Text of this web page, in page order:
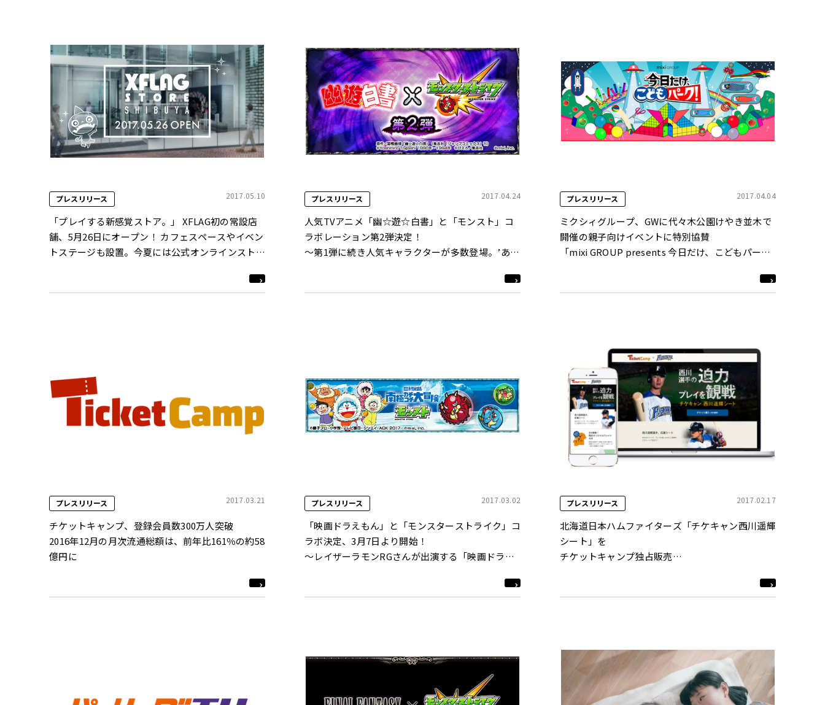
プレスリリース 2017.05.10
「プレイする新感覚ストア。」 XFLAG初の常設店
舗、5月26日にオープン！ カフェスペースやイベン
トステージも設置。今夏には公式オンラインストア
プレスリリース 2017.04.24
人気TVアニメ「幽☆遊☆白書」と「モンスト」コ
ラボレーション第2弾決定！
～第1弾に続き人気キャラクターが多数登場。’あ
プレスリリース 2017.04.04
ミクシィグループ、GWに代々木公園けやき並木で
開催の親子向けイベントに特別協賛
「mixi GROUP presents 今日だけ、こどもパー
～「親子で楽しめる、親子のためのステージ」をコ
プレスリリース 2017.03.21
チケットキャンプ、登録会員数300万人突破
2016年12月の月次流通総額は、前年比161％の約58
億円に
プレスリリース 2017.03.02
「映画ドラえもん」と「モンスターストライク」コ
ラボ決定、3月7日より開始！
～レイザーラモンRGさんが出演する「映画ドラえ
プレスリリース 2017.02.17
北海道日本ハムファイターズ「チケキャン西川遥輝
シート」を
チケットキャンプ独占販売